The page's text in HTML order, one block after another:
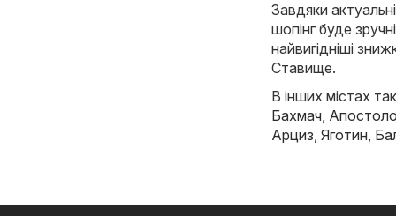
Завдяки
шопінг буде
найвигідніші
Ставище.
В інших містах
Бахмач,
Арциз, Яготин,